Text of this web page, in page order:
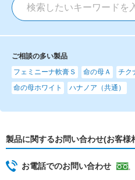
ご相談の多い製品
フェミニーナ軟膏Ｓ
命の母Ａ
チク
命の母ホワイト
ハナノア（共通）
製品に関するお問い合わせ(お客様
お電話でのお問い合わせ